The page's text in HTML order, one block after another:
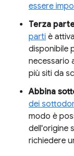
essere
Terza
parti è
disponibile
necessario
più siti da
Abbina
dei
modo è
dell'origine
richiedere